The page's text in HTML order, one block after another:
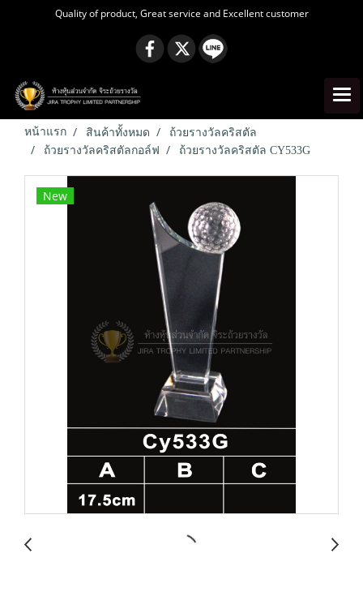
Quality of product, Great service and Excellent customer
หน้าแรก สินค้าทั้งหมด
ถ้วยรางวัลคริสตัล
ถ้วยรางวัลคริสตัลกอล์ฟ
ถ้วยรางวัลคริสตัล CY533G
New